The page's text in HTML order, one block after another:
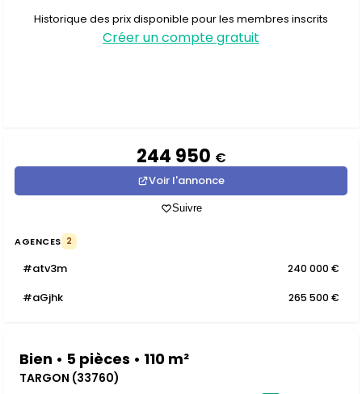
Historique des prix disponible pour les membres inscrits
Créer un compte gratuit
244 950 €
Voir l'annonce
Suivre
AGENCES 2
#atv3m 240 000 €
#aGjhk 265 500 €
Bien • 5 pièces • 110 m²
TARGON (33760)